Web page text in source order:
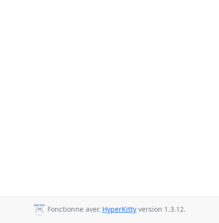
Fonctionne avec HyperKitty version 1.3.12.